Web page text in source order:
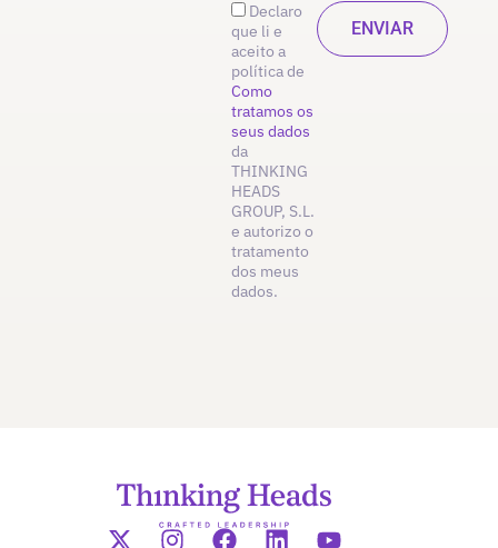
Declaro
que li e
aceito a
política de
Como
tratamos os
seus dados
da
THINKING
HEADS
GROUP, S.L.
e autorizo o
tratamento
dos meus
dados.